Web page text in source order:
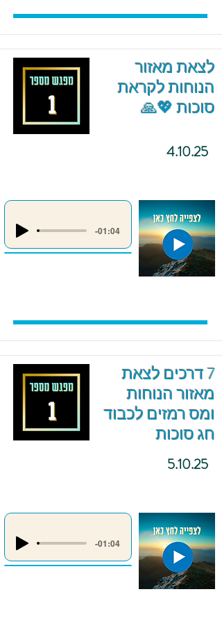
לצאת מאזור
הנוחות לקראת
סוכות 💖🙏
4.10.25
-01:04
7 דרכים לצאת
מאזור הנוחות
ומס רמזים לכבוד
חג סוכות
5.10.25
-01:04